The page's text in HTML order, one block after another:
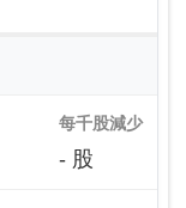
每千股減少
- 股